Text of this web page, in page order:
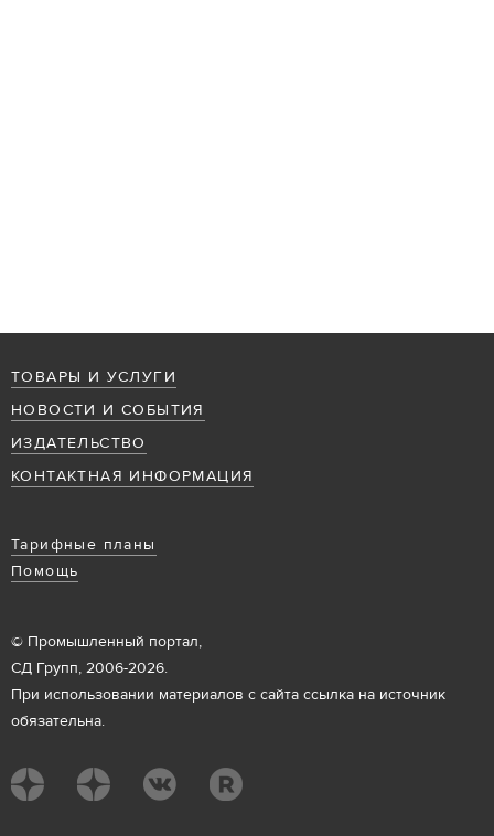
ТОВАРЫ И УСЛУГИ
НОВОСТИ И СОБЫТИЯ
ИЗДАТЕЛЬСТВО
КОНТАКТНАЯ ИНФОРМАЦИЯ
Тарифные планы
Помощь
© Промышленный портал,
СД Групп, 2006-2026.
При использовании материалов с сайта ссылка на источник
обязательна.